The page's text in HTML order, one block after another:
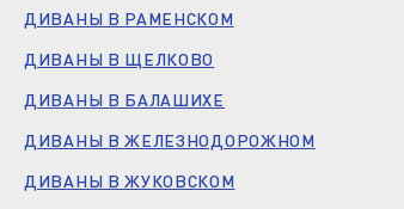
ДИВАНЫ В РАМЕНСКОМ
ДИВАНЫ В ЩЕЛКОВО
ДИВАНЫ В БАЛАШИХЕ
ДИВАНЫ В ЖЕЛЕЗНОДОРОЖНОМ
ДИВАНЫ В ЖУКОВСКОМ